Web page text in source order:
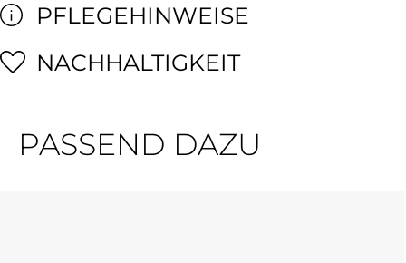
PFLEGEHINWEISE
NACHHALTIGKEIT
PASSEND DAZU